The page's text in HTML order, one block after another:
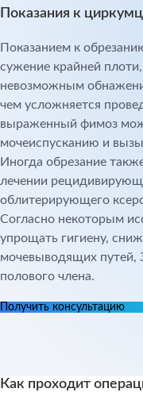
Показания к
Показанием к
сужение крайней
невозможным
чем усложняется
выраженный фимоз
мочеиспусканию и
Иногда обрезание
лечении
облитерирующего
Согласно некоторым
упрощать гигиену,
мочевыводящих
полового члена.
Получить консультацию
Как проходит